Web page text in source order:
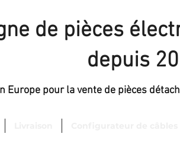
de pièces
depuis
Europe pour la vente de pièces